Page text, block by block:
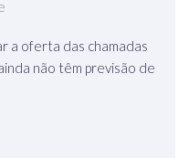
a oferta das chamadas
não têm previsão de